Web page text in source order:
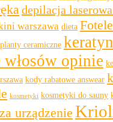
depilacja
warszawa dieta Fotele
ceramiczne
opinie
kody rabatowe answear
kosmetyki kosmetyki do sauny
urządzenie